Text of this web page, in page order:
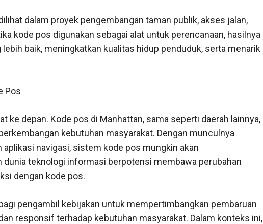
dalam proyek pengembangan taman publik, akses jalan,
kode pos digunakan sebagai alat untuk perencanaan, hasilnya
lebih baik, meningkatkan kualitas hidup penduduk, serta menarik
Pos
ke depan. Kode pos di Manhattan, sama seperti daerah lainnya,
kebutuhan masyarakat. Dengan munculnya
aplikasi navigasi, sistem kode pos mungkin akan
teknologi informasi berpotensi membawa perubahan
dengan kode pos.
pengambil kebijakan untuk mempertimbangkan pembaruan
responsif terhadap kebutuhan masyarakat. Dalam konteks ini,